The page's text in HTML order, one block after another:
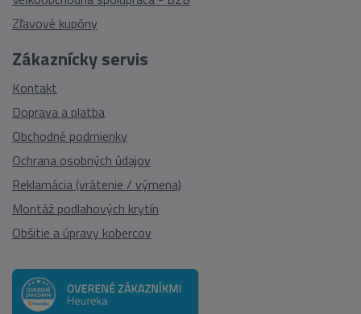
Zákaznícky servis
Kontakt
Doprava a platba
Obchodné podmienky
Ochrana osobných údajov
Reklamácia (vrátenie / výmena)
Montáž podlahových krytín
Obšitie a úpravy kobercov
Zľavové kupóny